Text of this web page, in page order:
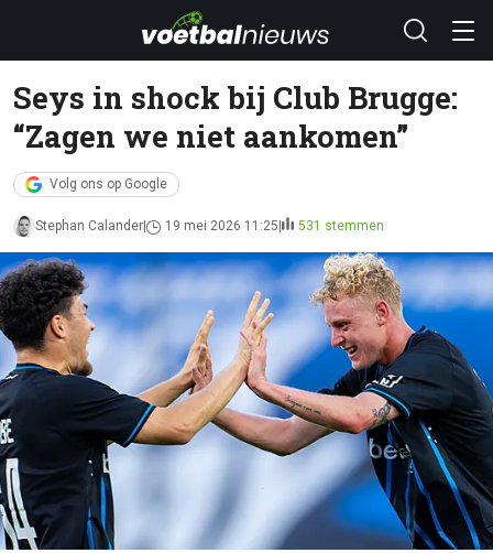
Seys in shock bij Club Brugge:
“Zagen we niet aankomen”
Volg ons op Google
Stephan Calander 19 mei 2026 11:25 531 stemmen